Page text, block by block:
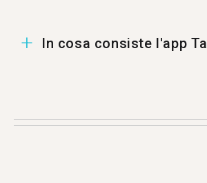
anche a %%randomCity%%.
In cosa consiste l'app
la propria lingua madre. Più di